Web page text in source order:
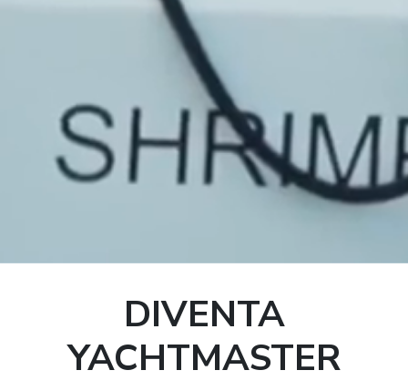
DIVENTA
YACHTMASTER